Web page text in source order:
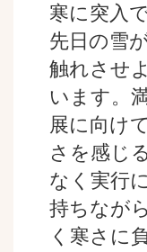
寒に突入
先日の雪
触れさせ
います。
展に向け
さを感じ
なく実行
持ちなが
く寒さに